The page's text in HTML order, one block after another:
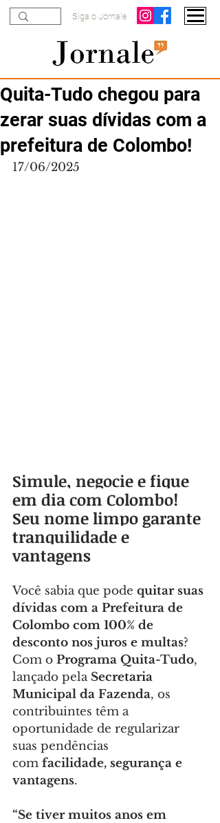
Siga o Jornale
Quita-Tudo chegou para
zerar suas dívidas com a
prefeitura de Colombo!
17/06/2025
Simule, negocie e fique
em dia com Colombo!
Seu nome limpo garante
tranquilidade e
vantagens
Você sabia que pode quitar suas
dívidas com a Prefeitura de
Colombo com 100% de
desconto nos juros e multas?
Com o Programa Quita-Tudo,
lançado pela Secretaria
Municipal da Fazenda, os
contribuintes têm a
oportunidade de regularizar
suas pendências
com facilidade, segurança e
vantagens.
“Se tiver muitos anos em